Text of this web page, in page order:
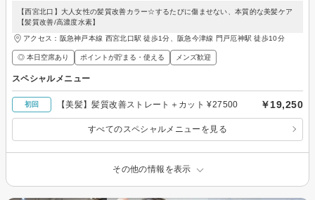
【西宮北口】大人女性の髪質改善カラー☆するたびに傷ませない、本質的な美髪ケア
【髪質改善/高濃度水素】
アクセス：阪急神戸本線 西宮北口駅 徒歩1分、阪急今津線 門戸厄神駅 徒歩10分
◎ 本日空席あり ポイントが貯まる・使える メンズ歓迎
スペシャルメニュー
初回 【美髪】髪質改善ストレート＋カット ¥27500 ￥19,250
すべてのスペシャルメニューを見る
その他の情報を表示